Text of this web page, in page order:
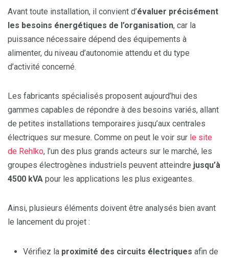
Avant toute installation, il convient d’évaluer précisément
les besoins énergétiques de l’organisation, car la
puissance nécessaire dépend des équipements à
alimenter, du niveau d’autonomie attendu et du type
d’activité concerné.
Les fabricants spécialisés proposent aujourd’hui des
gammes capables de répondre à des besoins variés, allant
de petites installations temporaires jusqu’aux centrales
électriques sur mesure. Comme on peut le voir sur le site
de Rehlko, l’un des plus grands acteurs sur le marché, les
groupes électrogènes industriels peuvent atteindre jusqu’à
4500 kVA pour les applications les plus exigeantes.
Ainsi, plusieurs éléments doivent être analysés bien avant
le lancement du projet :
Vérifiez la proximité des circuits électriques afin de